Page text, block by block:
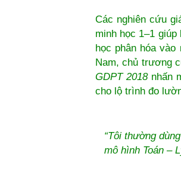
Các nghiên cứu
minh học 1–1
học phân hóa
Nam, chủ trương
GDPT 2018nhấn
cho lộ trình đo
“Tôi thường
mô hình Toán –